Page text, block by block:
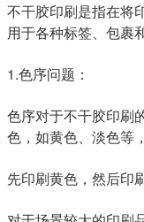
不干胶印刷是指在将
用于各种标签、包裹
1.色序问题：
色序对于不干胶印刷
色，如黄色、淡色等
先印刷黄色，然后印